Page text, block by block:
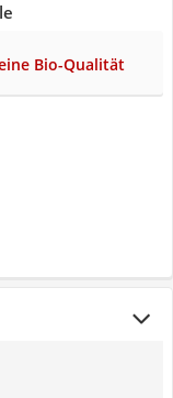
Bio-Qualität